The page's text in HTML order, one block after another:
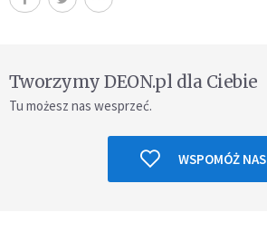
Tworzymy DEON.pl dla Ciebie
Tu możesz nas wesprzeć.
WSPOMÓŻ NAS